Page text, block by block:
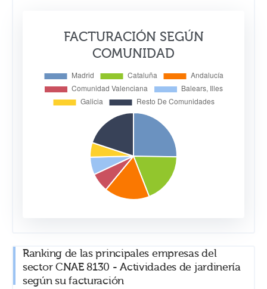
FACTURACIÓN SEGÚN
COMUNIDAD
Ranking de las principales empresas del
sector CNAE 8130 - Actividades de jardinería
según su facturación